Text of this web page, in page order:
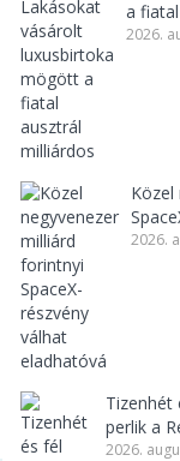
a
2026.
Közel
2026.
Tizenhét
perlik a
2026.